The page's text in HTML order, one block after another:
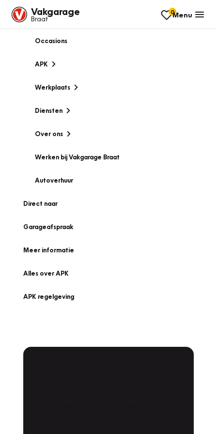
Vakgarage
Braat
0Menu
Occasions
APK
Werkplaats
Diensten
Over ons
Werken bij Vakgarage Braat
Autoverhuur
Direct naar
Garageafspraak
Meer informatie
Alles over APK
APK regelgeving